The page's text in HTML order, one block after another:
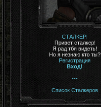
СТАЛКЕР!
Привет сталкер!
Я рад тбя видеть!
Но я незнаю кто ты?
Регистрация
Вход!
---
Список Сталкеров